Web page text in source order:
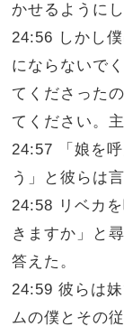
かせるように
24:56 しかし
にならないで
てくださった
てください。
24:57 「娘を
う」と彼らは言
24:58 リベカ
きますか」と
答えた。
24:59 彼らは
ムの僕とその